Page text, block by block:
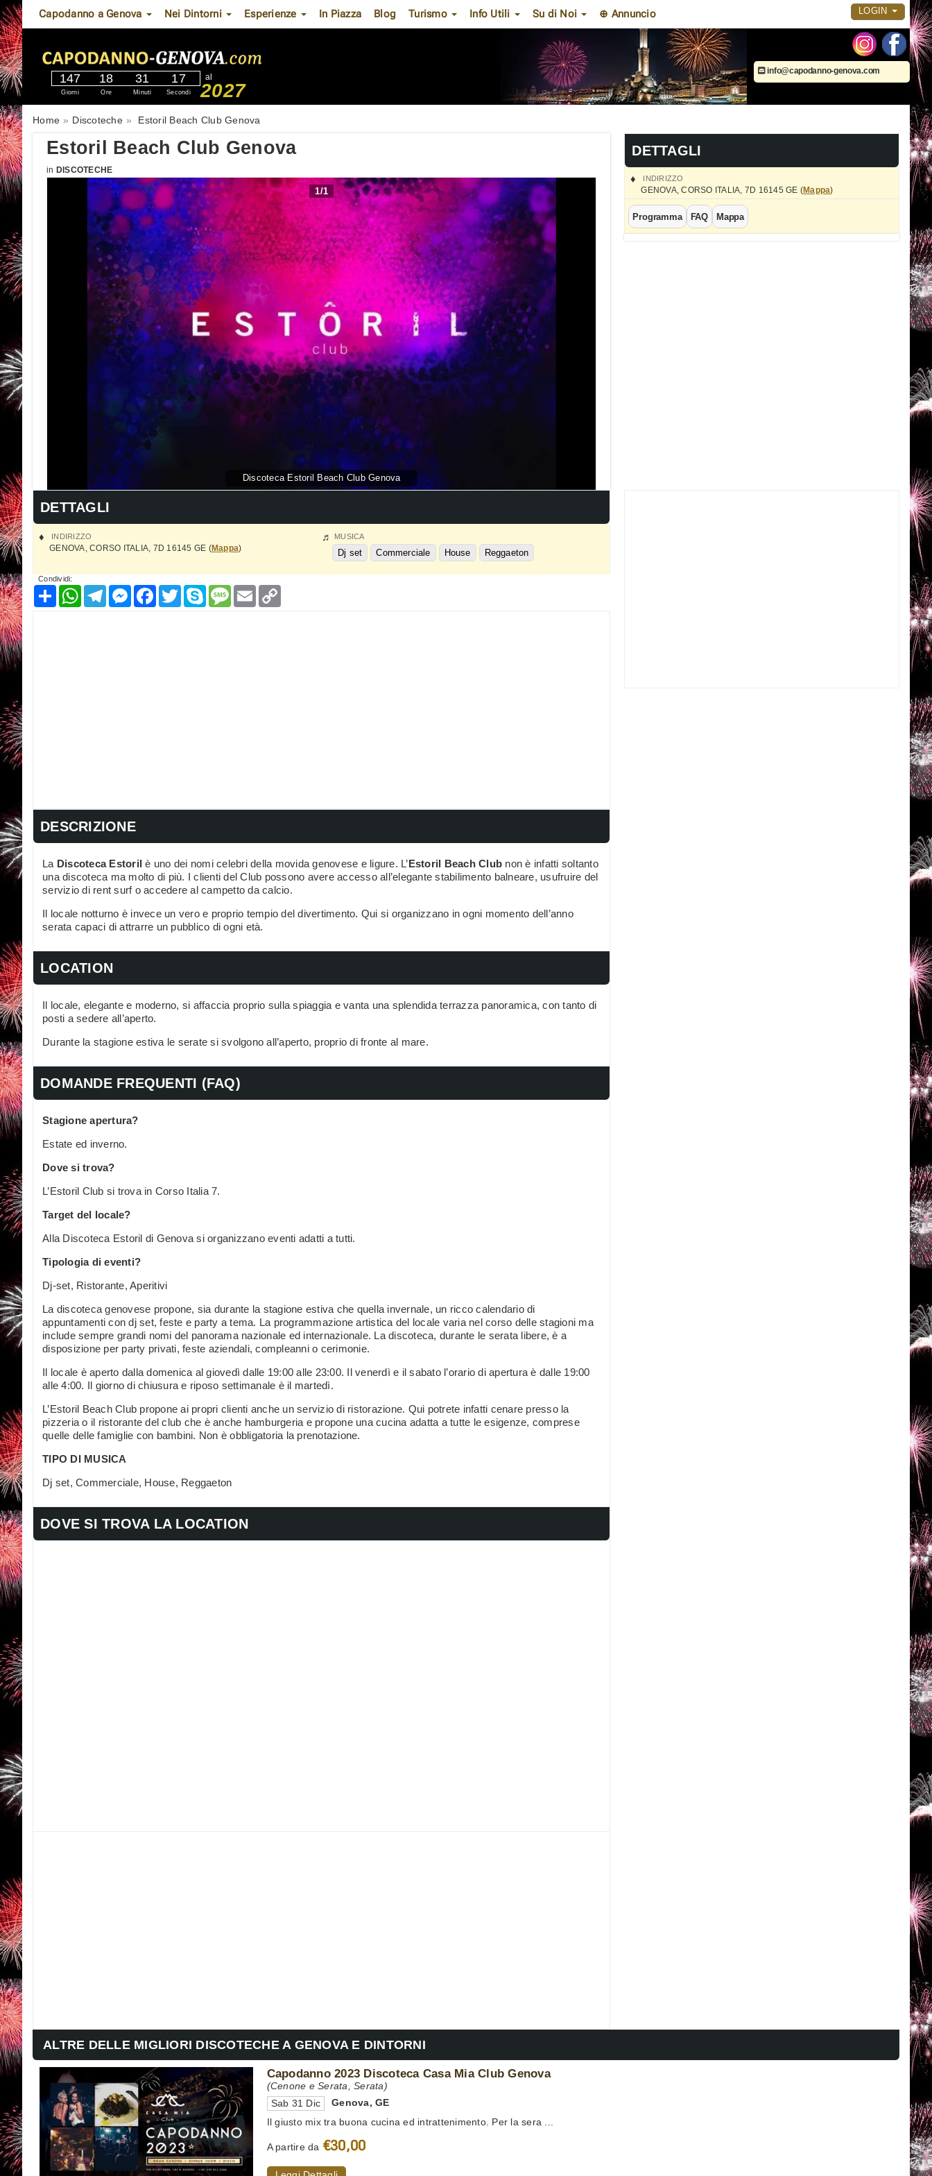
Capodanno a Genova Nei Dintorni Esperienze In Piazza Blog Turismo Info Utili Su di Noi ⊕ Annuncio LOGIN
147
Giorni
18
Ore
31
Minuti
16
Secondi
al
2027
info@capodanno-genova.com
Home Discoteche Estoril Beach Club Genova
Estoril Beach Club Genova
in DISCOTECHE
1/1
Discoteca Estoril Beach Club Genova
DETTAGLI
INDIRIZZO
GENOVA,CORSO ITALIA, 7D 16145 GE (Mappa)
Programma FAQ Mappa
DETTAGLI
INDIRIZZO
GENOVA CORSO ITALIA, 7D 16145 GE (Mappa)
MUSICA
Dj set Commerciale House Reggaeton
Condividi:
CondividiWhatsAppTelegramMessenger
Facebook
TwitterSkypeMessage
Email
DESCRIZIONE
La Discoteca Estoril è uno dei nomi celebri della movida genovese e ligure. L’Estoril Beach Club non è infatti soltanto
una discoteca ma molto di più. I clienti del Club possono avere accesso all’elegante stabilimento balneare, usufruire del
servizio di rent surf o accedere al campetto da calcio.
Il locale notturno è invece un vero e proprio tempio del divertimento. Qui si organizzano in ogni momento dell’anno
serata capaci di attrarre un pubblico di ogni età.
LOCATION
Il locale, elegante e moderno, si affaccia proprio sulla spiaggia e vanta una splendida terrazza panoramica, con tanto di
posti a sedere all’aperto.
Durante la stagione estiva le serate si svolgono all’aperto, proprio di fronte al mare.
DOMANDE FREQUENTI (FAQ)
Stagione apertura?
Estate ed inverno.
Dove si trova?
L’Estoril Club si trova in Corso Italia 7.
Target del locale?
Alla Discoteca Estoril di Genova si organizzano eventi adatti a tutti.
Tipologia di eventi?
Dj-set, Ristorante, Aperitivi
La discoteca genovese propone, sia durante la stagione estiva che quella invernale, un ricco calendario di
appuntamenti con dj set, feste e party a tema. La programmazione artistica del locale varia nel corso delle stagioni ma
include sempre grandi nomi del panorama nazionale ed internazionale. La discoteca, durante le serata libere, è a
disposizione per party privati, feste aziendali, compleanni o cerimonie.
Il locale è aperto dalla domenica al giovedì dalle 19:00 alle 23:00. Il venerdì e il sabato l’orario di apertura è dalle 19:00
alle 4:00. Il giorno di chiusura e riposo settimanale è il martedì.
L’Estoril Beach Club propone ai propri clienti anche un servizio di ristorazione. Qui potrete infatti cenare presso la
pizzeria o il ristorante del club che è anche hamburgeria e propone una cucina adatta a tutte le esigenze, comprese
quelle delle famiglie con bambini. Non è obbligatoria la prenotazione.
TIPO DI MUSICA
Dj set, Commerciale, House, Reggaeton
DOVE SI TROVA LA LOCATION
ALTRE DELLE MIGLIORI DISCOTECHE A GENOVA E DINTORNI
Capodanno 2023 Discoteca Casa Mia Club Genova
(Cenone e Serata, Serata)
Sab 31 Dic
Genova, GE
Il giusto mix tra buona cucina ed intrattenimento. Per la sera ...
A partire da €30,00